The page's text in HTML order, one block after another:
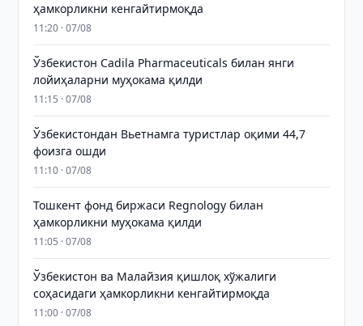
ҳамкорликни кенгайтирмоқда
11:20 · 07/08
Ўзбекистон Cadila Pharmaceuticals билан янги
лойиҳаларни муҳокама қилди
11:15 · 07/08
Ўзбекистондан Вьетнамга туристлар оқими 44,7
фоизга ошди
11:10 · 07/08
Тошкент фонд биржаси Regnology билан
ҳамкорликни муҳокама қилди
11:05 · 07/08
Ўзбекистон ва Малайзия қишлоқ хўжалиги
соҳасидаги ҳамкорликни кенгайтирмоқда
11:00 · 07/08